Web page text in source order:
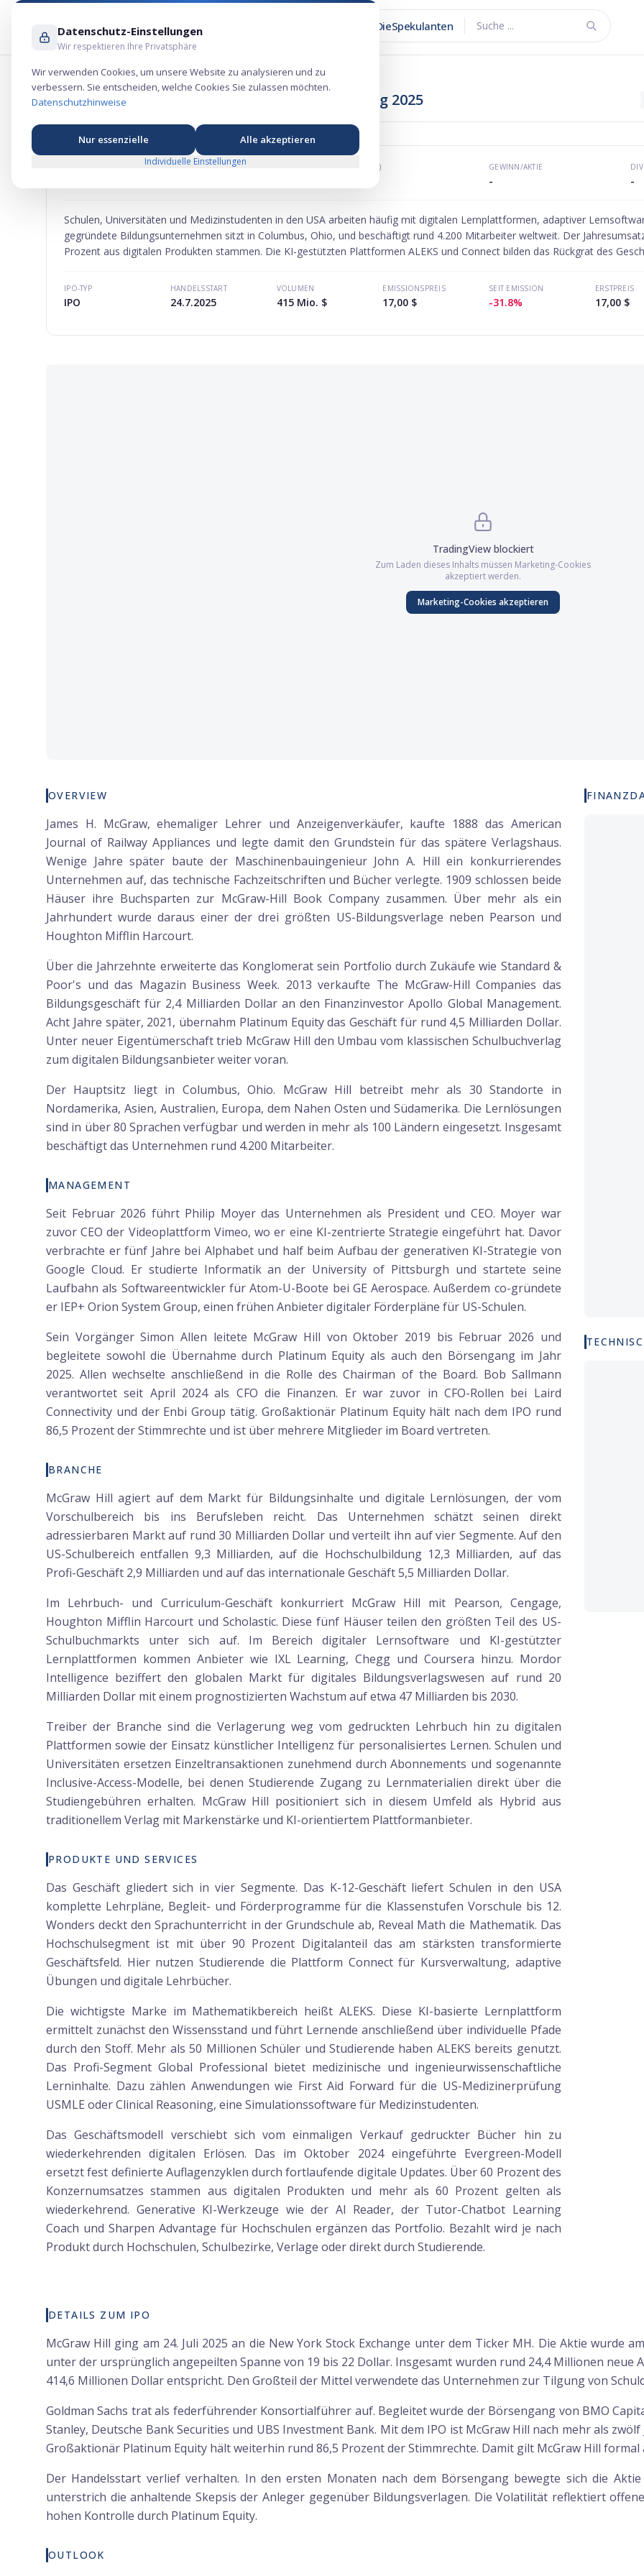
DieSpekulanten Suche ...
McGraw Hill Aktie – Dienstleistungs-Börsengang 2025
MARKTKAPITALISIERUNG KGV (P/E) GEWINN/AKTIE
- -
Schulen, Universitäten und Medizinstudenten in den USA arbeiten häufig mit digitalen Lernplattformen, adaptiver
gegründete Bildungsunternehmen sitzt in Columbus, Ohio, und beschäftigt rund 4.200 Mitarbeiter weltweit. Der
Prozent aus digitalen Produkten stammen. Die KI-gestützten Plattformen ALEKS und Connect bilden das Rückgrat des
IPO-TYP
IPO
HANDELSSTART
24.7.2025
VOLUMEN
415 Mio. $
EMISSIONSPREIS
17,00 $
SEIT EMISSION
-31.8%
ERSTPREIS
17,00 $
TradingViewblockiert
Zum Laden dieses Inhalts müssen Marketing-Cookies
akzeptiert werden.
Marketing-Cookies akzeptieren
OVERVIEW
James H. McGraw, ehemaliger Lehrer und Anzeigenverkäufer, kaufte 1888 das American
Journal of Railway Appliances und legte damit den Grundstein für das spätere Verlagshaus.
Wenige Jahre später baute der Maschinenbauingenieur John A. Hill ein konkurrierendes
Unternehmen auf, das technische Fachzeitschriften und Bücher verlegte. 1909 schlossen beide
Häuser ihre Buchsparten zur McGraw-Hill Book Company zusammen. Über mehr als ein
Jahrhundert wurde daraus einer der drei größten US-Bildungsverlage neben Pearson und
Houghton Mifflin Harcourt.
Über die Jahrzehnte erweiterte das Konglomerat sein Portfolio durch Zukäufe wie Standard &
Poor's und das Magazin Business Week. 2013 verkaufte The McGraw-Hill Companies das
Bildungsgeschäft für 2,4 Milliarden Dollar an den Finanzinvestor Apollo Global Management.
Acht Jahre später, 2021, übernahm Platinum Equity das Geschäft für rund 4,5 Milliarden Dollar.
Unter neuer Eigentümerschaft trieb McGraw Hill den Umbau vom klassischen Schulbuchverlag
zum digitalen Bildungsanbieter weiter voran.
Der Hauptsitz liegt in Columbus, Ohio. McGraw Hill betreibt mehr als 30 Standorte in
Nordamerika, Asien, Australien, Europa, dem Nahen Osten und Südamerika. Die Lernlösungen
sind in über 80 Sprachen verfügbar und werden in mehr als 100 Ländern eingesetzt. Insgesamt
beschäftigt das Unternehmen rund 4.200 Mitarbeiter.
MANAGEMENT
Seit Februar 2026 führt Philip Moyer das Unternehmen als President und CEO. Moyer war
zuvor CEO der Videoplattform Vimeo, wo er eine KI-zentrierte Strategie eingeführt hat. Davor
verbrachte er fünf Jahre bei Alphabet und half beim Aufbau der generativen KI-Strategie von
Google Cloud. Er studierte Informatik an der University of Pittsburgh und startete seine
Laufbahn als Softwareentwickler für Atom-U-Boote bei GE Aerospace. Außerdem co-gründete
er IEP+ Orion System Group, einen frühen Anbieter digitaler Förderpläne für US-Schulen.
Sein Vorgänger Simon Allen leitete McGraw Hill von Oktober 2019 bis Februar 2026 und
begleitete sowohl die Übernahme durch Platinum Equity als auch den Börsengang im Jahr
2025. Allen wechselte anschließend in die Rolle des Chairman of the Board. Bob Sallmann
verantwortet seit April 2024 als CFO die Finanzen. Er war zuvor in CFO-Rollen bei Laird
Connectivity und der Enbi Group tätig. Großaktionär Platinum Equity hält nach dem IPO rund
86,5 Prozent der Stimmrechte und ist über mehrere Mitglieder im Board vertreten.
BRANCHE
McGraw Hill agiert auf dem Markt für Bildungsinhalte und digitale Lernlösungen, der vom
Vorschulbereich bis ins Berufsleben reicht. Das Unternehmen schätzt seinen direkt
adressierbaren Markt auf rund 30 Milliarden Dollar und verteilt ihn auf vier Segmente. Auf den
US-Schulbereich entfallen 9,3 Milliarden, auf die Hochschulbildung 12,3 Milliarden, auf das
Profi-Geschäft 2,9 Milliarden und auf das internationale Geschäft 5,5 Milliarden Dollar.
Im Lehrbuch- und Curriculum-Geschäft konkurriert McGraw Hill mit Pearson, Cengage,
Houghton Mifflin Harcourt und Scholastic. Diese fünf Häuser teilen den größten Teil des US-
Schulbuchmarkts unter sich auf. Im Bereich digitaler Lernsoftware und KI-gestützter
Lernplattformen kommen Anbieter wie IXL Learning, Chegg und Coursera hinzu. Mordor
Intelligence beziffert den globalen Markt für digitales Bildungsverlagswesen auf rund 20
Milliarden Dollar mit einem prognostizierten Wachstum auf etwa 47 Milliarden bis 2030.
Treiber der Branche sind die Verlagerung weg vom gedruckten Lehrbuch hin zu digitalen
Plattformen sowie der Einsatz künstlicher Intelligenz für personalisiertes Lernen. Schulen und
Universitäten ersetzen Einzeltransaktionen zunehmend durch Abonnements und sogenannte
Inclusive-Access-Modelle, bei denen Studierende Zugang zu Lernmaterialien direkt über die
Studiengebühren erhalten. McGraw Hill positioniert sich in diesem Umfeld als Hybrid aus
traditionellem Verlag mit Markenstärke und KI-orientiertem Plattformanbieter.
PRODUKTE UND SERVICES
Das Geschäft gliedert sich in vier Segmente. Das K-12-Geschäft liefert Schulen in den USA
komplette Lehrpläne, Begleit- und Förderprogramme für die Klassenstufen Vorschule bis 12.
Wonders deckt den Sprachunterricht in der Grundschule ab, Reveal Math die Mathematik. Das
Hochschulsegment ist mit über 90 Prozent Digitalanteil das am stärksten transformierte
Geschäftsfeld. Hier nutzen Studierende die Plattform Connect für Kursverwaltung, adaptive
Übungen und digitale Lehrbücher.
Die wichtigste Marke im Mathematikbereich heißt ALEKS. Diese KI-basierte Lernplattform
ermittelt zunächst den Wissensstand und führt Lernende anschließend über individuelle Pfade
durch den Stoff. Mehr als 50 Millionen Schüler und Studierende haben ALEKS bereits genutzt.
Das Profi-Segment Global Professional bietet medizinische und ingenieurwissenschaftliche
Lerninhalte. Dazu zählen Anwendungen wie First Aid Forward für die US-Medizinerprüfung
USMLE oder Clinical Reasoning, eine Simulationssoftware für Medizinstudenten.
Das Geschäftsmodell verschiebt sich vom einmaligen Verkauf gedruckter Bücher hin zu
wiederkehrenden digitalen Erlösen. Das im Oktober 2024 eingeführte Evergreen-Modell
ersetzt fest definierte Auflagenzyklen durch fortlaufende digitale Updates. Über 60 Prozent des
Konzernumsatzes stammen aus digitalen Produkten und mehr als 60 Prozent gelten als
wiederkehrend. Generative KI-Werkzeuge wie der AI Reader, der Tutor-Chatbot Learning
Coach und Sharpen Advantage für Hochschulen ergänzen das Portfolio. Bezahlt wird je nach
Produkt durch Hochschulen, Schulbezirke, Verlage oder direkt durch Studierende.
DETAILS ZUM IPO
McGraw Hill ging am 24. Juli 2025 an die New York Stock Exchange unter dem Ticker MH. Die Aktie wurde
unter der ursprünglich angepeilten Spanne von 19 bis 22 Dollar. Insgesamt wurden rund 24,4 Millionen neue
414,6 Millionen Dollar entspricht. Den Großteil der Mittel verwendete das Unternehmen zur Tilgung von
Goldman Sachs trat als federführender Konsortialführer auf. Begleitet wurde der Börsengang von BMO
Stanley, Deutsche Bank Securities und UBS Investment Bank. Mit dem IPO ist McGraw Hill nach mehr als
Großaktionär Platinum Equity hält weiterhin rund 86,5 Prozent der Stimmrechte. Damit gilt McGraw Hill
Der Handelsstart verlief verhalten. In den ersten Monaten nach dem Börsengang bewegte sich die
unterstrich die anhaltende Skepsis der Anleger gegenüber Bildungsverlagen. Die Volatilität reflektiert
hohen Kontrolle durch Platinum Equity.
OUTLOOK
Datenschutz-Einstellungen
Wir respektieren Ihre Privatsphäre
Wir verwenden Cookies, um unsere Website zu analysieren und zu
verbessern. Sie entscheiden, welche Cookies Sie zulassen möchten.
Datenschutzhinweise
Nur essenzielle Alle akzeptieren
Individuelle Einstellungen